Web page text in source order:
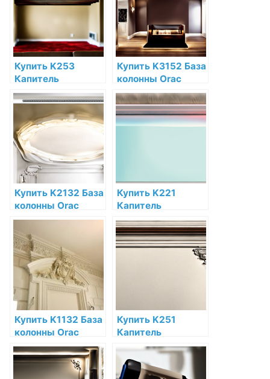
Купить K253
Капитель
пилястры Orac
Decor Полиуретан
по низкой цене в
интернет-
магазине
Купить K3152 База
колонны Orac
Decor Полиуретан
по низкой цене в
интернет-
магазине
Купить K2132 База
колонны Orac
Decor Полиуретан
по низкой цене в
интернет-
магазине
Купить K221
Капитель
пилястры Orac
Decor Полиуретан
по низкой цене в
Купить K1132 База
колонны Orac
Decor Полиуретан
по низкой цене в
интернет-
Купить K251
Капитель
пилястры Orac
Decor Полиуретан
Orac Decor по